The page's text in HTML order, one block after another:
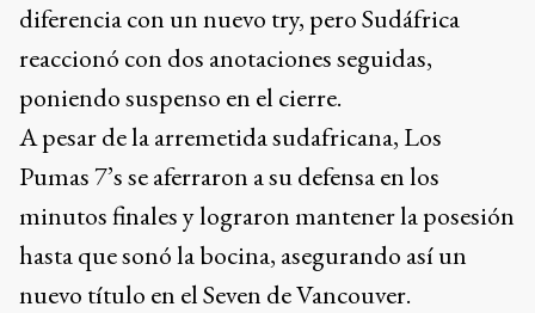
diferencia con un nuevo try, pero Sudáfrica
reaccionó con dos anotaciones seguidas,
poniendo suspenso en el cierre.
A pesar de la arremetida sudafricana, Los
Pumas 7’s se aferraron a su defensa en los
minutos finales y lograron mantener la posesión
hasta que sonó la bocina, asegurando así un
nuevo título en el Seven de Vancouver.